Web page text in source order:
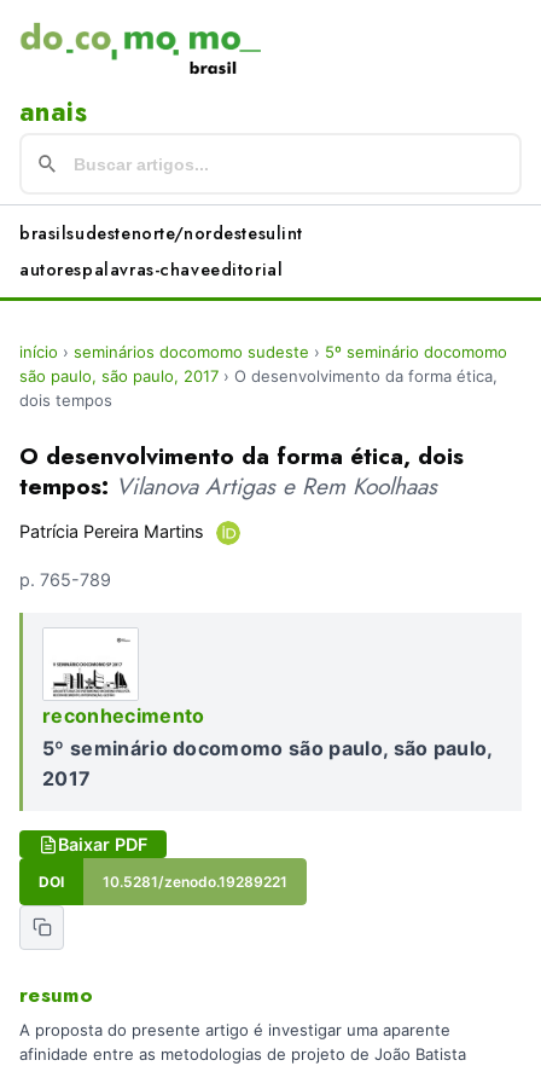
anais
brasilsudestenorte/nordestesulint
autorespalavras-chaveeditorial
início › seminários docomomo sudeste › 5º seminário docomomo
são paulo, são paulo, 2017 › O desenvolvimento da forma ética,
dois tempos
O desenvolvimento da forma ética, dois
tempos: Vilanova Artigas e Rem Koolhaas
Patrícia Pereira Martins
p. 765-789
reconhecimento
5º seminário docomomo são paulo, são paulo,
2017
Baixar PDF
DOI 10.5281/zenodo.19289221
resumo
A proposta do presente artigo é investigar uma aparente
afinidade entre as metodologias de projeto de João Batista